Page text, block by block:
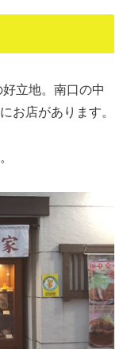
立地。南口の中
お店があります。